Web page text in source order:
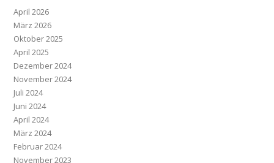
April 2026
März 2026
Oktober 2025
April 2025
Dezember 2024
November 2024
Juli 2024
Juni 2024
April 2024
März 2024
Februar 2024
November 2023